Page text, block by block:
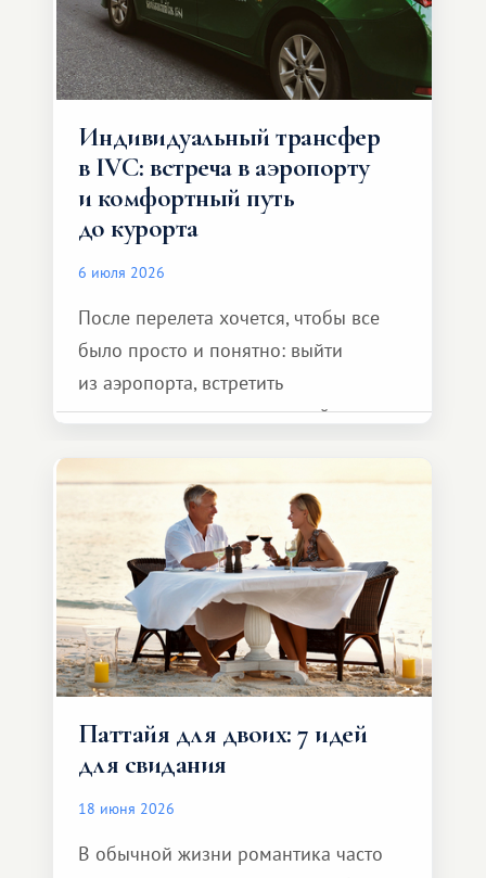
Индивидуальный трансфер
в IVC: встреча в аэропорту
и комфортный путь
до курорта
6 июля 2026
После перелета хочется, чтобы все
было просто и понятно: выйти
из аэропорта, встретить
представителя транспортной
и спокойно доехать до курорта.
Паттайя для двоих: 7 идей
для свидания
18 июня 2026
В обычной жизни романтика часто